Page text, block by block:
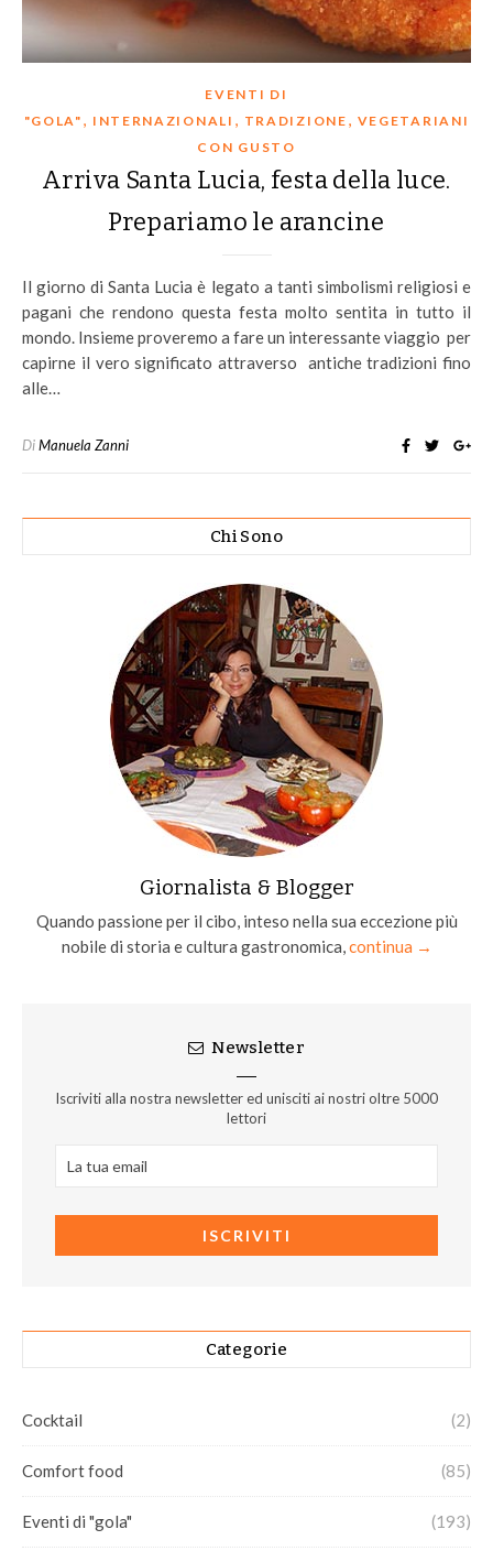
EVENTI DI
"GOLA" , INTERNAZIONALI , TRADIZIONE , VEGETARIANI
CON GUSTO
Arriva Santa Lucia, festa della luce.
Prepariamo le arancine
Il giorno di Santa Lucia è legato a tanti simbolismi religiosi e
pagani che rendono questa festa molto sentita in tutto il
mondo. Insieme proveremo a fare un interessante viaggio per
capirne il vero significato attraverso antiche tradizioni fino
alle…
DiManuela Zanni
Chi Sono
Giornalista & Blogger
Quando passione per il cibo, inteso nella sua eccezione più
nobile di storia e cultura gastronomica,continua →
Newsletter
Iscriviti alla nostra newsletter ed unisciti ai nostri oltre 5000
lettori
Categorie
Cocktail (2)
Comfort food (85)
Eventi di "gola" (193)